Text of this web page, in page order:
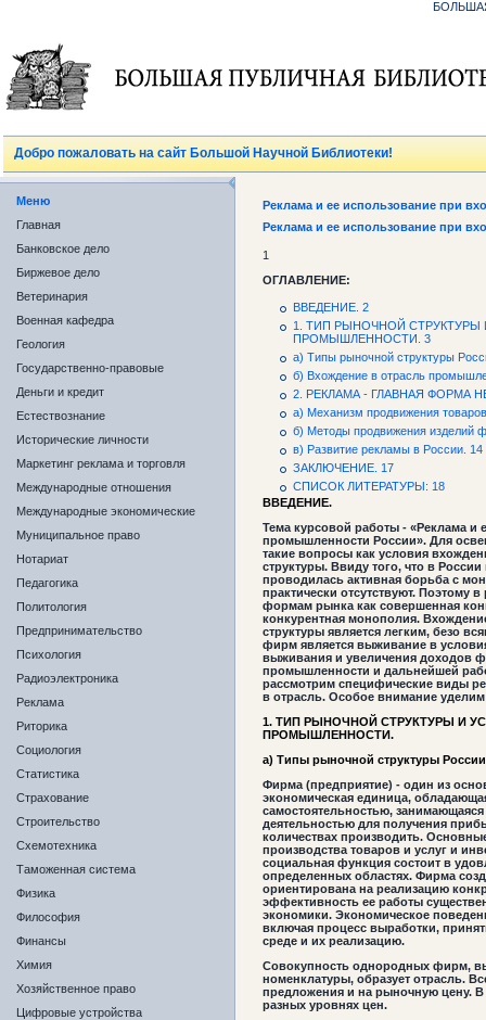
Добро пожаловать на сайт Большой Научной Библиотеки!
Меню
Главная
Банковское дело
Биржевое дело
Ветеринария
Военная кафедра
Геология
Государственно-правовые
Деньги и кредит
Естествознание
Исторические личности
Маркетинг реклама и торговля
Международные отношения
Международные экономические
Муниципальное право
Нотариат
Педагогика
Политология
Предпринимательство
Психология
Радиоэлектроника
Реклама
Риторика
Социология
Статистика
Страхование
Строительство
Схемотехника
Таможенная система
Физика
Философия
Финансы
Химия
Хозяйственное право
Цифровые устройства
Реклама и ее использование при
Реклама и ее использование при
1
ОГЛАВЛЕНИЕ:
ВВЕДЕНИЕ. 2
1. ТИП РЫНОЧНОЙ СТРУКТУРЫ
ПРОМЫШЛЕННОСТИ. 3
а) Типы рыночной структуры
б) Вхождение в отрасль
2. РЕКЛАМА - ГЛАВНАЯ ФОРМА
а) Механизм продвижения
б) Методы продвижения изделий
в) Развитие рекламы в России. 14
ЗАКЛЮЧЕНИЕ. 17
СПИСОК ЛИТЕРАТУРЫ: 18
ВВЕДЕНИЕ.
Тема курсовой работы - «Реклама и
промышленности России». Для
такие вопросы как условия
структуры. Ввиду того, что в
проводилась активная борьба с
практически отсутствуют. Поэтому
формам рынка как совершенная
конкурентная монополия.
структуры является легким, безо
фирм является выживание в
выживания и увеличения доходов
промышленности и дальнейшей
рассмотрим специфические виды
в отрасль. Особое внимание
1. ТИП РЫНОЧНОЙ СТРУКТУРЫ И
ПРОМЫШЛЕННОСТИ.
а) Типы рыночной структуры
Фирма (предприятие) - один из
экономическая единица,
самостоятельностью,
деятельностью для получения
количествах производить.
производства товаров и услуг и
социальная функция состоит в
определенных областях. Фирма
ориентирована на реализацию
эффективность ее работы
экономики. Экономическое
включая процесс выработки,
среде и их реализацию.
Совокупность однородных фирм,
номенклатуры, образует отрасль.
предложения и на рыночную цену. В
разных уровнях цен.